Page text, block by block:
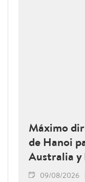
Máximo
de Hanoi
Australia y
09/08/2026